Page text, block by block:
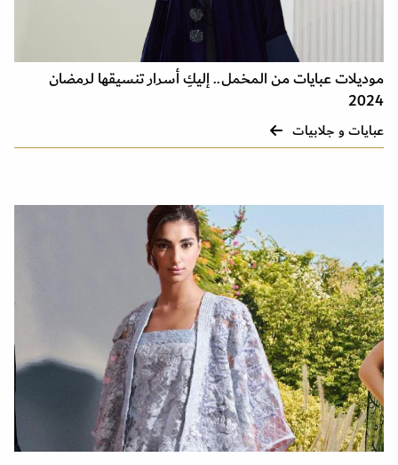
موديلات عبايات من المخمل.. إليكِ أسرار تنسيقها لرمضان
2024
عبايات و جلابيات